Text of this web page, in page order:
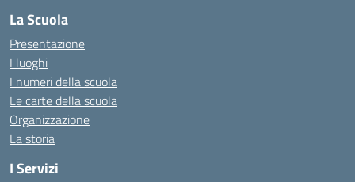
La Scuola
Presentazione
I luoghi
I numeri della scuola
Le carte della scuola
Organizzazione
La storia
I Servizi